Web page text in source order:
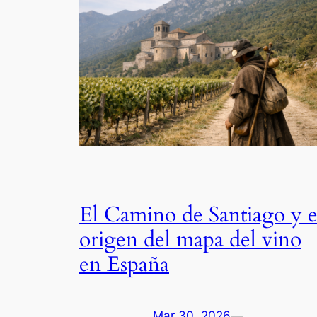
El Camino de Santiago y
origen del mapa del vino
en España